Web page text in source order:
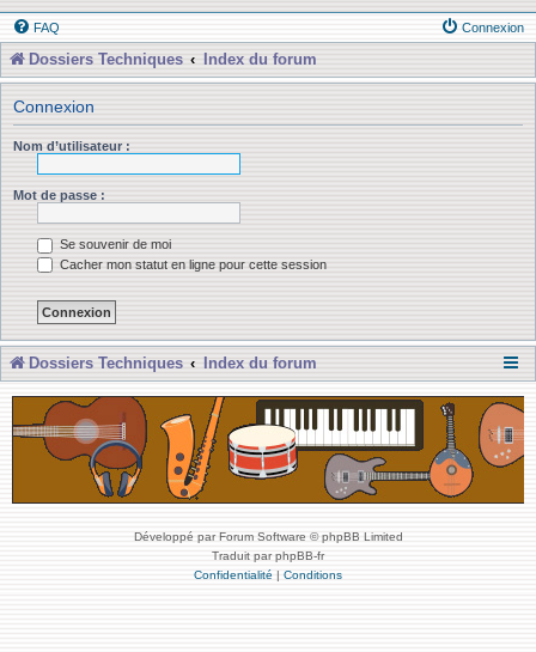
FAQ Connexion
Dossiers Techniques Index du forum
Connexion
Nom d’utilisateur :
Mot de passe :
Se souvenir de moi
Cacher mon statut en ligne pour cette session
Dossiers Techniques Index du forum
Développé par Forum Software © phpBB Limited
Traduit par phpBB-fr
Confidentialité | Conditions